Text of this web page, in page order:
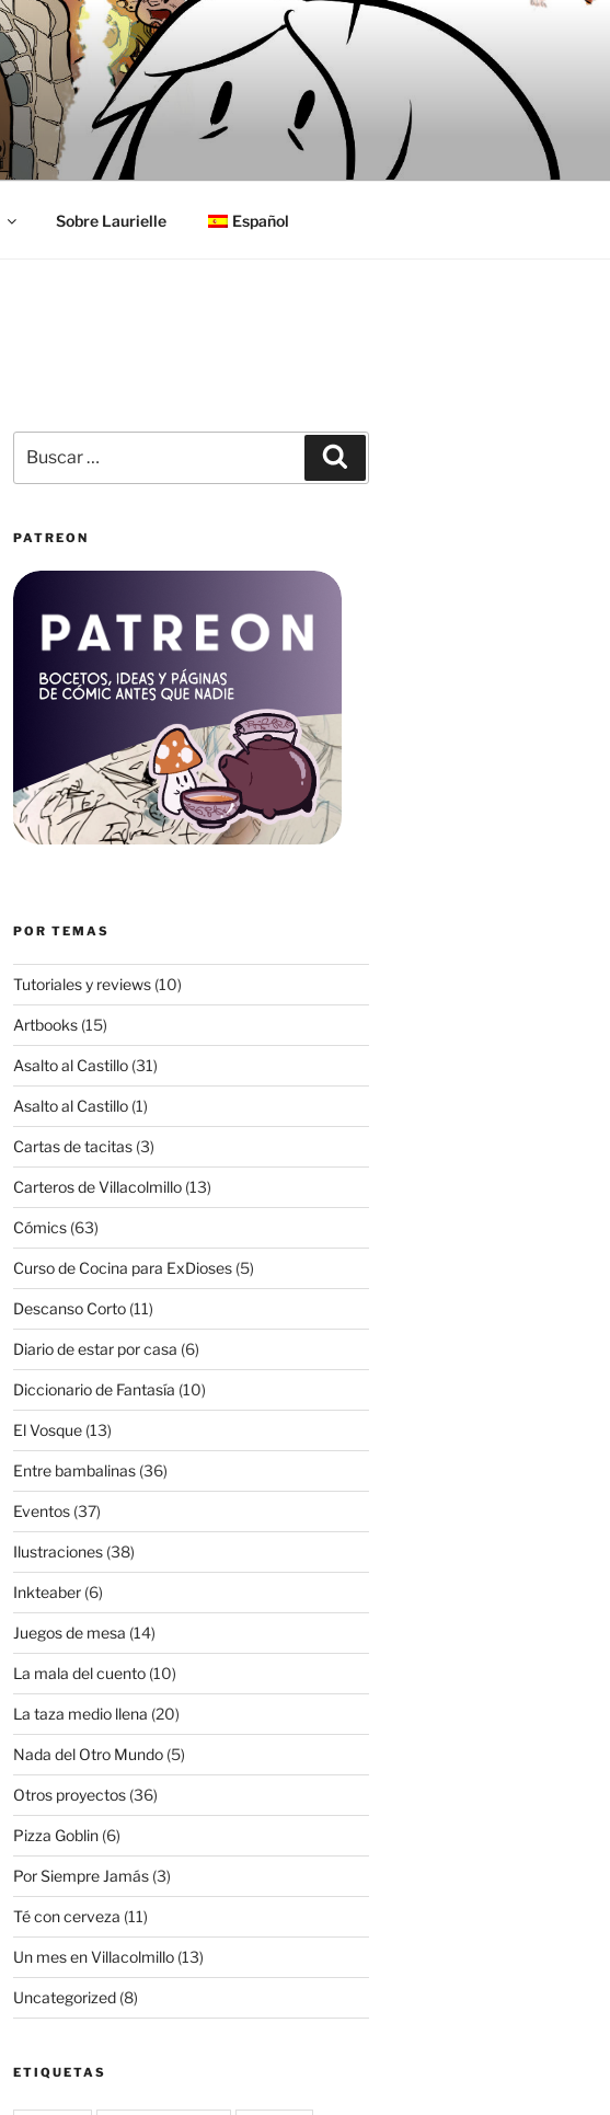
Sobre Laurielle Español
por:
PATREON
POR TEMAS
Tutoriales y reviews(10)
Artbooks(15)
Asalto al Castillo(31)
Asalto al Castillo(1)
Cartas de tacitas(3)
Carteros de Villacolmillo(13)
Cómics(63)
Curso de Cocina para ExDioses(5)
Descanso Corto(11)
Diario de estar por casa (6)
Diccionario de Fantasía (10)
El Vosque(13)
Entre bambalinas(36)
Eventos(37)
Ilustraciones(38)
Inkteaber(6)
Juegos de mesa (14)
La mala del cuento(10)
La taza medio llena (20)
Nada del Otro Mundo(5)
Otros proyectos(36)
Pizza Goblin(6)
Por Siempre Jamás(3)
Té con cerveza (11)
Un mes en Villacolmillo(13)
Uncategorized(8)
ETIQUETAS